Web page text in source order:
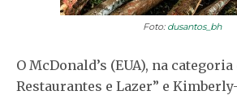
Foto: dusantos_bh
O McDonald’s (EUA), na
Restaurantes e Lazer” e